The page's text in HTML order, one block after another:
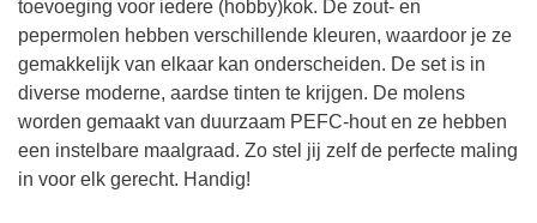
toevoeging voor iedere (hobby)kok. De zout- en
pepermolen hebben verschillende kleuren, waardoor je ze
gemakkelijk van elkaar kan onderscheiden. De set is in
diverse moderne, aardse tinten te krijgen. De molens
worden gemaakt van duurzaam PEFC-hout en ze hebben
een instelbare maalgraad. Zo stel jij zelf de perfecte maling
in voor elk gerecht. Handig!